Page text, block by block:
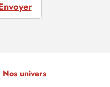
Nos univers